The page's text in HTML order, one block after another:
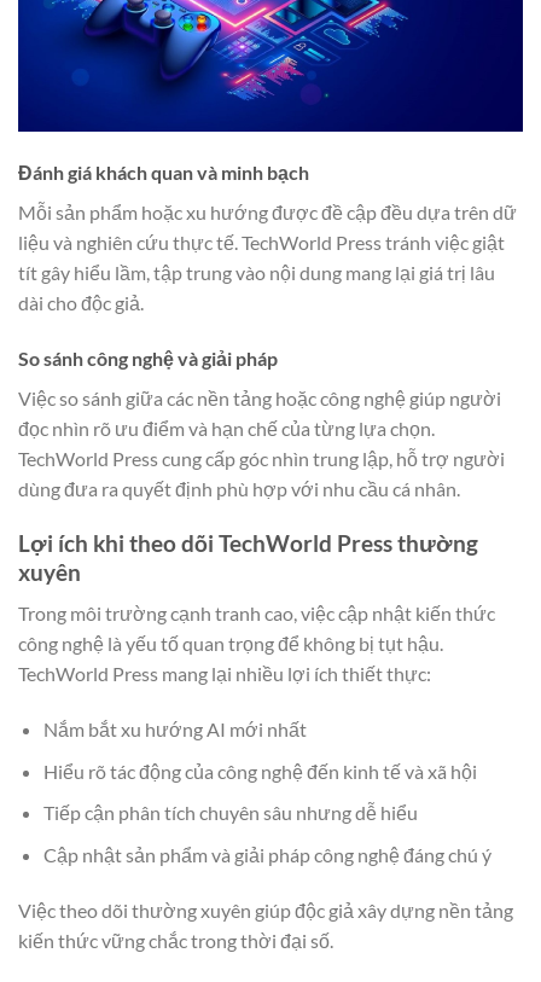
Đánh giá khách quan và minh bạch
Mỗi sản phẩm hoặc xu hướng được đề cập đều dựa trên dữ
liệu và nghiên cứu thực tế. TechWorld Press tránh việc giật
tít gây hiểu lầm, tập trung vào nội dung mang lại giá trị lâu
dài cho độc giả.
So sánh công nghệ và giải pháp
Việc so sánh giữa các nền tảng hoặc công nghệ giúp người
đọc nhìn rõ ưu điểm và hạn chế của từng lựa chọn.
TechWorld Press cung cấp góc nhìn trung lập, hỗ trợ người
dùng đưa ra quyết định phù hợp với nhu cầu cá nhân.
Lợi ích khi theo dõi TechWorld Press thường
xuyên
Trong môi trường cạnh tranh cao, việc cập nhật kiến thức
công nghệ là yếu tố quan trọng để không bị tụt hậu.
TechWorld Press mang lại nhiều lợi ích thiết thực:
Nắm bắt xu hướng AI mới nhất
Hiểu rõ tác động của công nghệ đến kinh tế và xã hội
Tiếp cận phân tích chuyên sâu nhưng dễ hiểu
Cập nhật sản phẩm và giải pháp công nghệ đáng chú ý
Việc theo dõi thường xuyên giúp độc giả xây dựng nền tảng
kiến thức vững chắc trong thời đại số.